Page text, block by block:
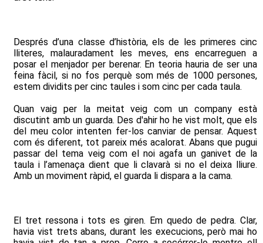
Després d’una classe d’història, els de les primeres cinc
lliteres, malauradament les meves, ens encarreguen a
posar el menjador per berenar. En teoria hauria de ser una
feina fàcil, si no fos perquè som més de 1000 persones,
estem dividits per cinc taules i som cinc per cada taula.
Quan vaig per la meitat veig com un company està
discutint amb un guarda. Des d'ahir ho he vist molt, que els
del meu color intenten fer-los canviar de pensar. Aquest
com és diferent, tot pareix més acalorat. Abans que pugui
passar del tema veig com el noi agafa un ganivet de la
taula i l’amenaça dient que li clavarà si no el deixa lliure.
Amb un moviment ràpid, el guarda li dispara a la cama.
El tret ressona i tots es giren. Em quedo de pedra. Clar,
havia vist trets abans, durant les execucions, però mai ho